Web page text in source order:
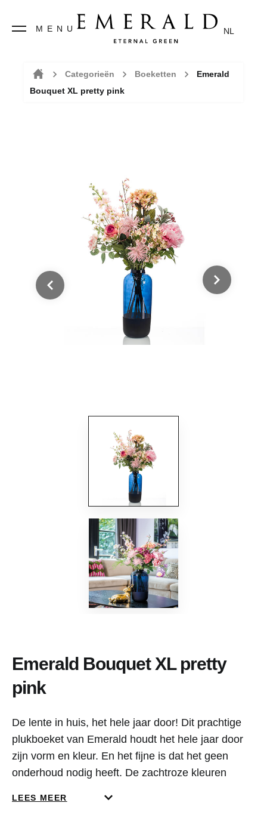
MENU NL
Home
Categorieën Boeketten
Emerald
Bouquet XL pretty pink
Emerald Bouquet XL pretty
pink
De lente in huis, het hele jaar door! Dit prachtige
plukboeket van Emerald houdt het hele jaar door
zijn vorm en kleur. En het fijne is dat het geen
onderhoud nodig heeft. De zachtroze kleuren
LEES MEER